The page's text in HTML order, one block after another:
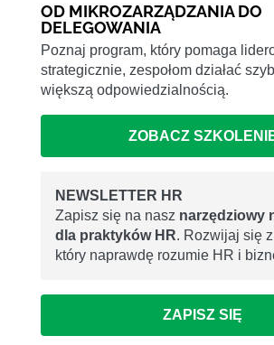
OD MIKROZARZĄDZANIA DO
DELEGOWANIA
Poznaj program, który pomaga
strategicznie, zespołom działać
większą odpowiedzialnością.
ZOBACZ
NEWSLETTER HR
Zapisz się na nasz narzędziowy
dla praktyków HR. Rozwijaj się
który naprawdę rozumie HR i
ZAPISZ SIĘ